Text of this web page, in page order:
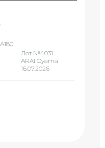
Лот №4031
ARAI Oyama
16.07.2026